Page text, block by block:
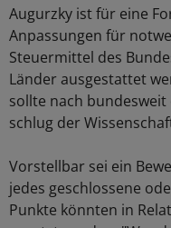
Augurzky ist für eine
Anpassungen für
Steuermittel des
Länder ausgestattet
sollte nach
schlug der
Vorstellbar sei ein
jedes geschlossene
Punkte könnten in